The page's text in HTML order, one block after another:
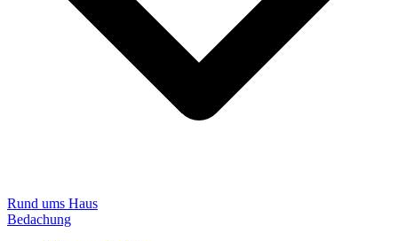
Rund ums Haus
Bedachung